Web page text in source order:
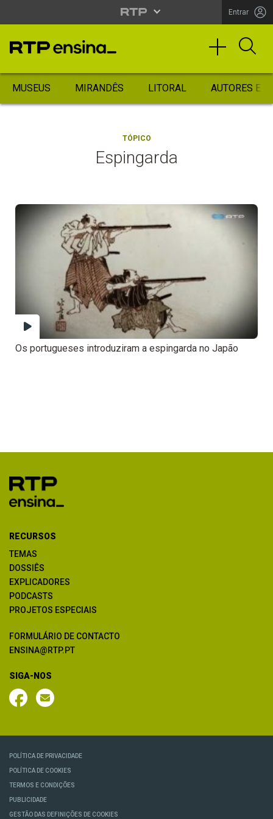
Entrar
MUSEUS MIRANDÊS LITORAL AUTORES
TÓPICO
Espingarda
Os portugueses introduziram a espingarda no Japão
RECURSOS
TEMAS
DOSSIÊS
EXPLICADORES
PODCASTS
PROJETOS ESPECIAIS
FORMULÁRIO DE CONTACTO
ENSINA@RTP.PT
SIGA-NOS
POLÍTICA DE PRIVACIDADE
POLÍTICA DE COOKIES
TERMOS E CONDIÇÕES
PUBLICIDADE
GESTÃO DAS DEFINIÇÕES DE COOKIES